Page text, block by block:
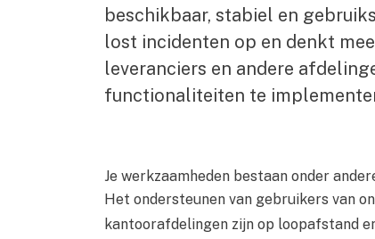
beschikbaar, stabiel en
lost incidenten op en denkt
leveranciers en andere
functionaliteiten te
Je werkzaamheden bestaan onder
Het ondersteunen van gebruikers van
kantoorafdelingen zijn op loopafstand